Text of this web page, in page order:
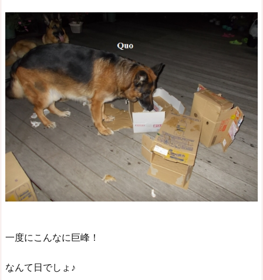
一度にこんなに巨峰！
なんて日でしょ♪